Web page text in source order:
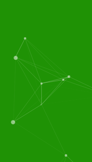
托管,承包食堂,团膳服务,
餐饮服务,食堂管理，团
膳、...
江苏，浙江，湖北，福
建，广东，安徽等)专业
从事：食堂承包,饭堂承
包,食堂托管,承包食堂,团
膳服务,餐饮服务,食堂管
理，团膳...